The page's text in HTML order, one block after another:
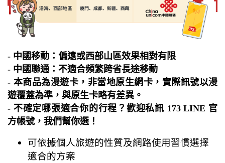
- 中國移動：偏遠或西部山區效果相對有限
- 中國聯通：不適合頻繁跨省長途移動
- 本商品為漫遊卡，非當地原生網卡，實際訊號以漫
遊覆蓋為準，與原生卡略有差異。
- 不確定哪張適合你的行程？歡迎私訊 173 LINE 官
方帳號，我們幫你選！
可依據個人旅遊的性質及網路使用習慣選擇
適合的方案